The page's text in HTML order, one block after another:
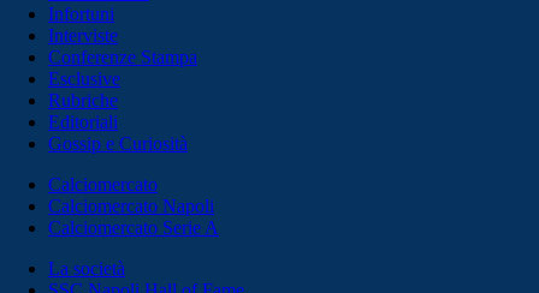
Infortuni
Interviste
Conferenze Stampa
Esclusive
Rubriche
Editoriali
Gossip e Curiosità
Calciomercato
Calciomercato Napoli
Calciomercato Serie A
La società